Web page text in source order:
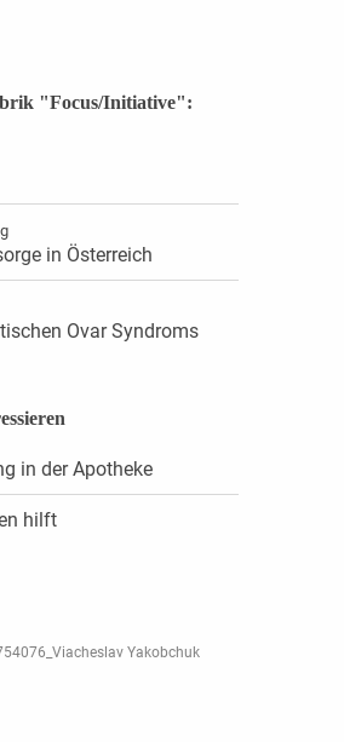
"Focus/Initiative":
in Österreich
Ovar Syndroms
in der Apotheke
hilft
Yakobchuk